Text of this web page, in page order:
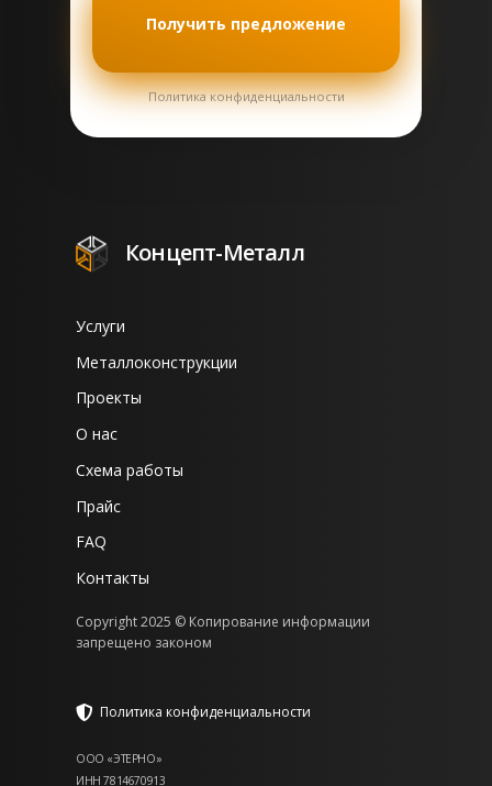
Получить предложение
Политика конфиденциальности
Концепт-Металл
Услуги
Металлоконструкции
Проекты
О нас
Схема работы
Прайс
FAQ
Контакты
Copyright 2025 © Копирование информации
запрещено законом
Политика конфиденциальности
ООО «ЭТЕРНО»
ИНН 7814670913